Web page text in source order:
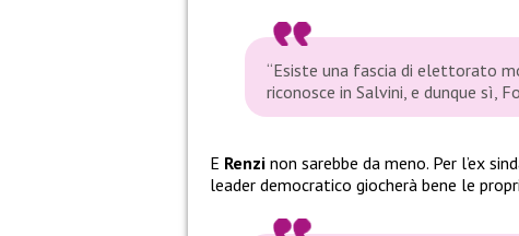
“Esiste una fascia di elettorato
riconosce in Salvini, e dunque sì,
E Renzi non sarebbe da meno. Per l’ex
leader democratico giocherà bene le